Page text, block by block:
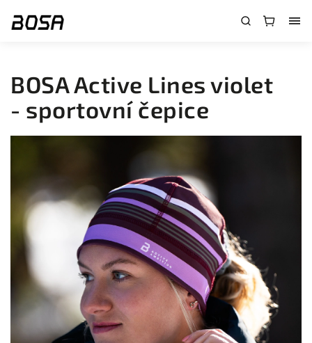
BOSA Active Lines violet
- sportovní čepice